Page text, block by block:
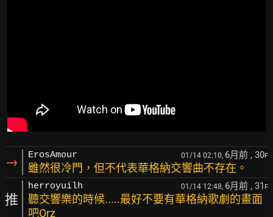
→ ErosAmour 01/14 02:10, 6月前 , 30F
雖然很冷門，但不代表華格納交響曲不存在。
推
herroyuilh 01/14 12:48, 6月前 , 31 F
聽交響樂的時候.....最好不要有華格納歌劇的畫面
吧Orz